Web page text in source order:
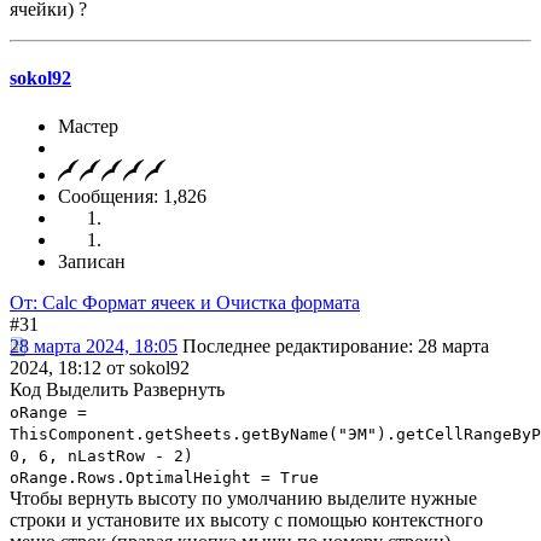
ячейки) ?
sokol92
Мастер
Сообщения: 1,826
Записан
От: Calc Формат ячеек и Очистка формата
#31
28 марта 2024, 18:05 Последнее редактирование: 28 марта
2024, 18:12 от sokol92
Код Выделить Развернуть
oRange =
0, 6, nLastRow - 2)
oRange.Rows.OptimalHeight = True
Чтобы вернуть высоту по умолчанию выделите нужные
строки и установите их высоту с помощью контекстного